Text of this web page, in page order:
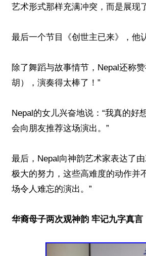
艺术形式那样充满冲突，而是展现
最后一个节目《创世主已来》，他
除了舞蹈与故事情节，Nepal还称
胡），演奏得太棒了！”
Nepal的女儿兴奋地说：“我真的好
会向朋友推荐这场演出。”
最后，Nepal向神韵艺术家表达了
极大的努力，这些高难度的动作并
场令人难忘的演出。”
华裔母子两次观神韵 牢记九字真言